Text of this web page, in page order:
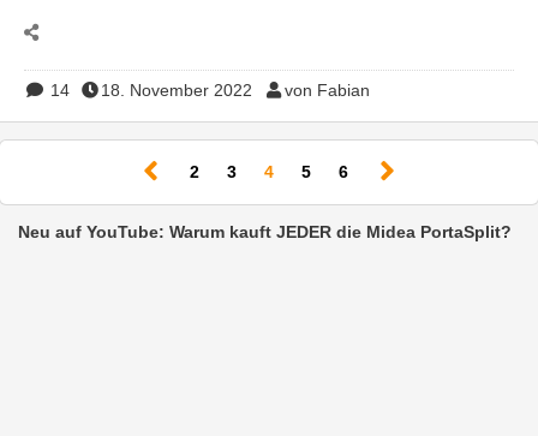
14 18. November 2022 von Fabian
2 3 4(current)
5 6
Neu auf YouTube: Warum kauft JEDER die Midea PortaSplit?